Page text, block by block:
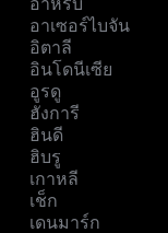
อาเซอร์ไบจัน
อิตาลี
อินโดนีเซีย
อูรดู
ฮังการี
ฮินดี
ฮิบรู
เกาหลี
เช็ก
เดนมาร์ก